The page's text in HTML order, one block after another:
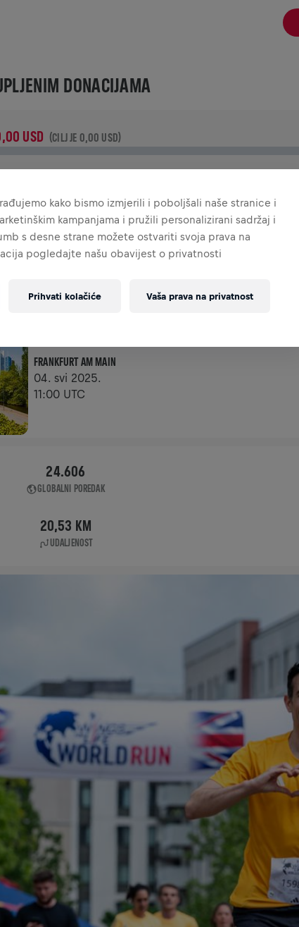
DONACIJAMA
USD (CILJ JE 0,00 USD)
donacijom! 100% iznosa tvoje donacije bit
ozljeda leđne moždine.
RUN VIJESTI
FRANKFURT AM MAIN
04. svi 2025.
11:00 UTC
24.606
GLOBALNI POREDAK
20,53 KM
UDALJENOST
kako bismo izmjerili i poboljšali naše stranice i
kampanjama i pružili personalizirani sadržaj i
s desne strane možete ostvariti svoja prava na
pogledajte našu obavijest o privatnosti
Vaša prava na privatnost
Prihvati kolačiće